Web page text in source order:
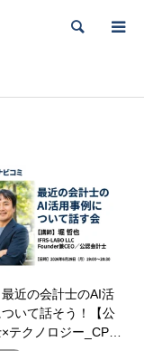
検索
最近の会計士のAI活
いて話そう！【公
テクノロジー_CP…